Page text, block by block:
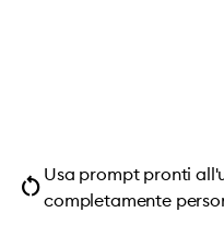
restart_alt Usa prompt pronti
completamente